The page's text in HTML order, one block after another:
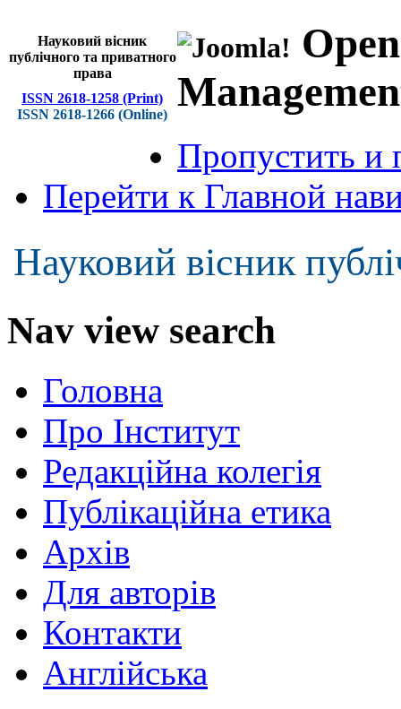
Науковий вісник
публічного та приватного
права
ISSN 2618-1258 (Print)
ISSN 2618-1266 (Online)
Пропустить и
Перейти к Главной
Науковий вісник
Nav view search
Головна
Про Інститут
Редакційна колегія
Публікаційна етика
Архів
Для авторів
Контакти
Англійська